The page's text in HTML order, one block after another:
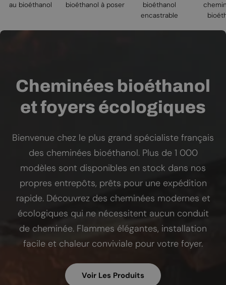
au bioéthanol
bioéthanol à poser
bioéthanol
encastrable
Cheminées bioéthanol
et foyers écologiques
Bienvenue chez le plus grand spécialiste français
des cheminées bioéthanol. Plus de 1 000
modèles sont disponibles en stock dans nos
propres entrepôts, prêts pour une expédition
rapide. Découvrez des cheminées modernes et
écologiques qui ne nécessitent aucun conduit
de cheminée. Flammes élégantes, installation
facile et chaleur conviviale pour votre foyer.
Voir Les Produits